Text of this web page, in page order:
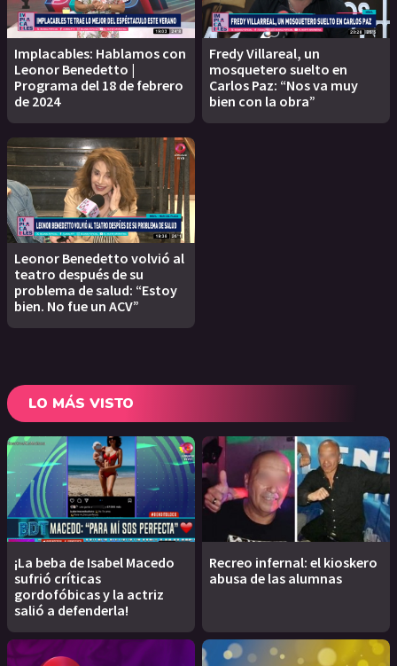
Implacables: Hablamos con
Leonor Benedetto |
Programa del 18 de febrero
de 2024
Fredy Villareal, un
mosquetero suelto en
Carlos Paz: “Nos va muy
bien con la obra”
Leonor Benedetto volvió al
teatro después de su
problema de salud: “Estoy
bien. No fue un ACV”
LO MÁS VISTO
¡La beba de Isabel Macedo
sufrió críticas
gordofóbicas y la actriz
salió a defenderla!
Recreo infernal: el kioskero
abusa de las alumnas